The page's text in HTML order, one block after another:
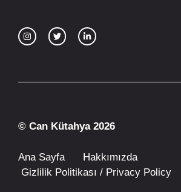
© Can Kütahya 2026
Ana Sayfa
Hakkımızda
Gizlilik Politikası / Privacy Policy